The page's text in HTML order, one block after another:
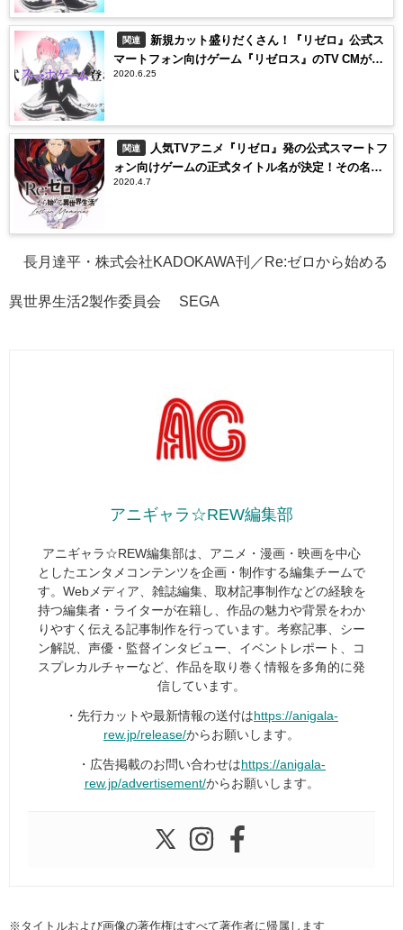
関連
新規カット盛りだくさん！『リゼロ』公式ス
マートフォン向けゲーム『リゼロス』のTV CMが放
映開始！
2020.6.25
関連
人気TVアニメ『リゼロ』発の公式スマートフ
ォン向けゲームの正式タイトル名が決定！その名
は…
2020.4.7
©︎長月達平・株式会社KADOKAWA刊／Re:ゼロから始める
異世界生活2製作委員会 ©︎SEGA
アニギャラ☆REW編集部
アニギャラ☆REW編集部は、アニメ・漫画・映画を中心
としたエンタメコンテンツを企画・制作する編集チームで
す。Webメディア、雑誌編集、取材記事制作などの経験を
持つ編集者・ライターが在籍し、作品の魅力や背景をわか
りやすく伝える記事制作を行っています。考察記事、シー
ン解説、声優・監督インタビュー、イベントレポート、コ
スプレカルチャーなど、作品を取り巻く情報を多角的に発
信しています。
・先行カットや最新情報の送付は https://anigala-
rew.jp/release/からお願いします。
・広告掲載のお問い合わせは https://anigala-
rew.jp/advertisement/からお願いします。
※タイトルおよび画像の著作権はすべて著作者に帰属します